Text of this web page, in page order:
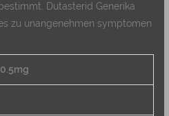
Dutasterid Generika
zu unangenehmen symptomen
0.5mg